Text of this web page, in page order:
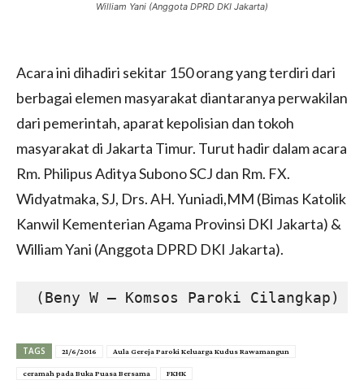
William Yani (Anggota DPRD DKI Jakarta)
Acara ini dihadiri sekitar 150 orang yang terdiri dari
berbagai elemen masyarakat diantaranya perwakilan
dari pemerintah, aparat kepolisian dan tokoh
masyarakat di Jakarta Timur. Turut hadir dalam acara
Rm. Philipus Aditya Subono SCJ dan Rm. FX.
Widyatmaka, SJ, Drs. AH. Yuniadi,MM (Bimas Katolik
Kanwil Kementerian Agama Provinsi DKI Jakarta) &
William Yani (Anggota DPRD DKI Jakarta).
(Beny W – Komsos Paroki Cilangkap)
TAGS 21/6/2016 Aula Gereja Paroki Keluarga Kudus Rawamangun
ceramah pada Buka Puasa Bersama FKHK